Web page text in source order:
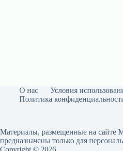
О нас
Условия
Политика
Материалы, размещенные на сайте
предназначены только для